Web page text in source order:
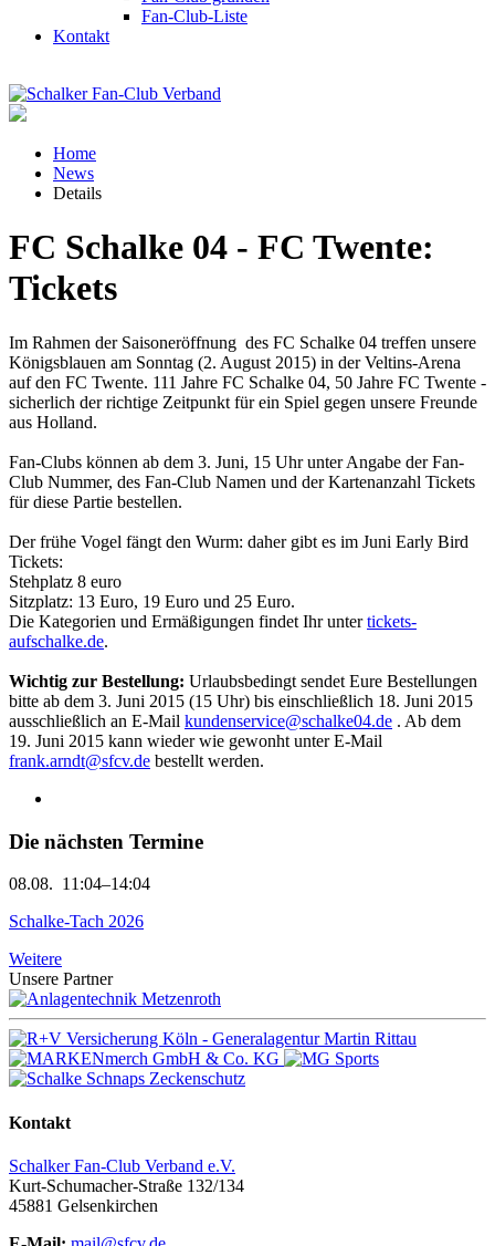
Fan-Club-Liste
Kontakt
Home
News
Details
FC Schalke 04 - FC Twente:
Tickets
Im Rahmen der Saisoneröffnung des FC Schalke 04 treffen unsere
Königsblauen am Sonntag (2. August 2015) in der Veltins-Arena
auf den FC Twente. 111 Jahre FC Schalke 04, 50 Jahre FC Twente -
sicherlich der richtige Zeitpunkt für ein Spiel gegen unsere Freunde
aus Holland.
Fan-Clubs können ab dem 3. Juni, 15 Uhr unter Angabe der Fan-
Club Nummer, des Fan-Club Namen und der Kartenanzahl Tickets
für diese Partie bestellen.
Der frühe Vogel fängt den Wurm: daher gibt es im Juni Early Bird
Tickets:
Stehplatz 8 euro
Sitzplatz: 13 Euro, 19 Euro und 25 Euro.
Die Kategorien und Ermäßigungen findet Ihr untertickets-
aufschalke.de.
Wichtig zur Bestellung: Urlaubsbedingt sendet Eure Bestellungen
bitte ab dem 3. Juni 2015 (15 Uhr) bis einschließlich 18. Juni 2015
ausschließlich an E-Mail kundenservice@schalke04.de . Ab dem
19. Juni 2015 kann wieder wie gewonht unter E-Mail
frank.arndt@sfcv.de bestellt werden.
Die nächsten Termine
08.08. 11:04–14:04
Schalke-Tach 2026
Weitere
Unsere Partner
Kontakt
Schalker Fan-Club Verband e.V.
Kurt-Schumacher-Straße 132/134
45881 Gelsenkirchen